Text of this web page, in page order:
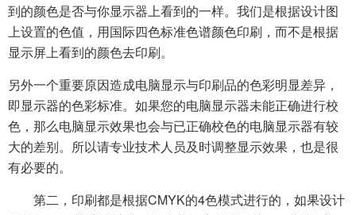
到的颜色是否与你显示器上看到的一样。我们是根据设计图
上设置的色值，用国际四色标准色谱颜色印刷，而不是根据
显示屏上看到的颜色去印刷。
另外一个重要原因造成电脑显示与印刷品的色彩明显差异，
即显示器的色彩标准。如果您的电脑显示器未能正确进行校
色，那么电脑显示效果也会与已正确校色的电脑显示器有较
大的差别。所以请专业技术人员及时调整显示效果，也是很
有必要的。
第二，印刷都是根据CMYK的4色模式进行的，如果设计